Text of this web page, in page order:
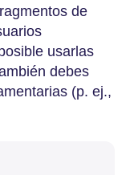
de
usarlas
debes
(p. ej.,